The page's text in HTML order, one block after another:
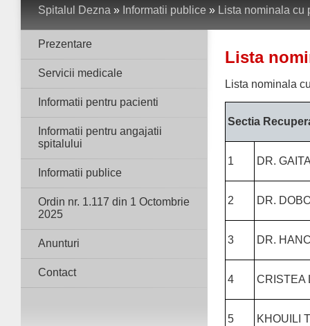
Spitalul Dezna » Informatii publice » Lista nominala cu
Prezentare
Servicii medicale
Informatii pentru pacienti
Informatii pentru angajatii
spitalului
Informatii publice
Ordin nr. 1.117 din 1 Octombrie
2025
Anunturi
Contact
Lista
Lista nominala
Sectia
1 DR.
2 DR.
3 DR.
4 CRISTEA
5 KHOUILI